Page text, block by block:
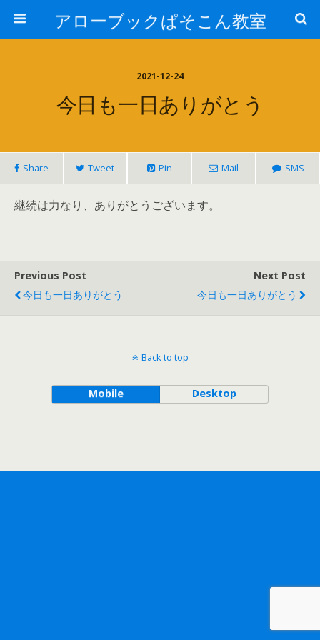
アローブックぱそこん教室
2021-12-24
今日も一日ありがとう
Share Tweet Pin Mail SMS
継続は力なり、ありがとうございます。
Previous Post
今日も一日ありがとう
Next Post
今日も一日ありがとう
Back to top
Mobile Desktop